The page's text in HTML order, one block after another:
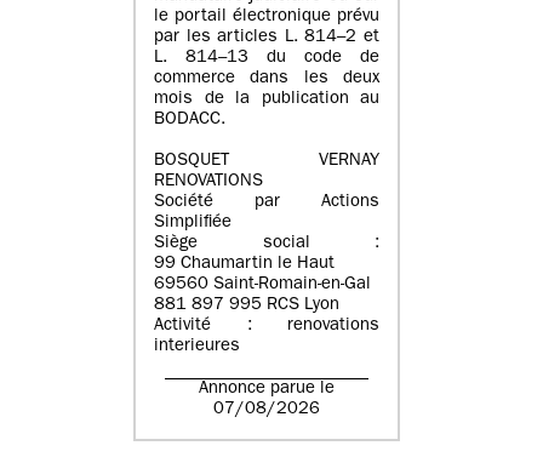
le portail électronique prévu
par les articles L. 814–2 et
L. 814–13 du code de
commerce dans les deux
mois de la publication au
BODACC.
BOSQUET VERNAY
RENOVATIONS
Société par Actions
Simplifiée
Siège social :
99 Chaumartin le Haut
69560 Saint-Romain-en-Gal
881 897 995 RCS Lyon
Activité : renovations
interieures
Annonce parue le
07/08/2026